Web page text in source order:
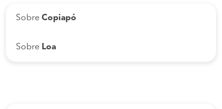
Sobre Copiapó
Sobre Loa